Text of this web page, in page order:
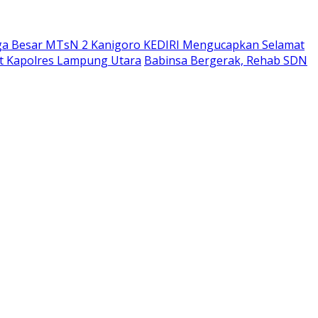
Besar MTsN 2 Kanigoro KEDIRI Mengucapkan Selamat
Kapolres Lampung Utara Babinsa Bergerak, Rehab SDN